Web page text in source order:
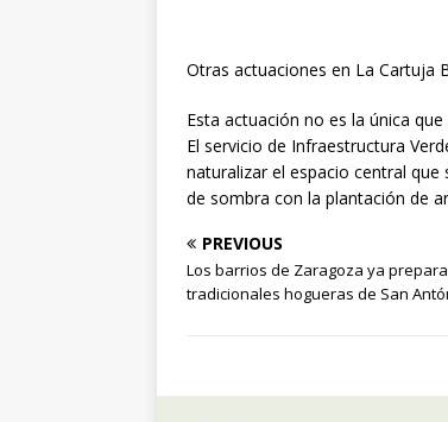
Otras actuaciones en La Cartuja
Esta actuación no es la única
El servicio de Infraestructura
naturalizar el espacio central
de sombra con la plantación de
PREVIOUS
Los barrios de Zaragoza ya
tradicionales hogueras de San